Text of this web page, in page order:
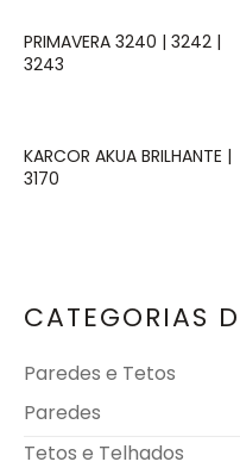
CATEGORIAS
Paredes e Tetos
Paredes
Tetos e Telhados
PRIMAVERA 3240 | 3242 |
3243
KARCOR AKUA BRILHANTE |
3170